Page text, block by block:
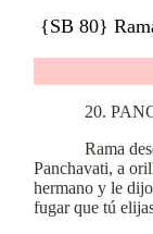
{SB 80}
20.
Rama
Panchavati, a
hermano y le
fugar que tú